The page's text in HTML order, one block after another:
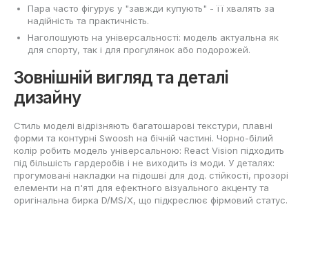
Пара часто фігурує у "завжди купують" - її хвалять за
надійність та практичність.
Наголошують на універсальності: модель актуальна як
для спорту, так і для прогулянок або подорожей.
Зовнішній вигляд та деталі
дизайну
Стиль моделі відрізняють багатошарові текстури, плавні
форми та контурні Swoosh на бічній частині. Чорно-білий
колір робить модель універсальною: React Vision підходить
під більшість гардеробів і не виходить із моди. У деталях:
прогумовані накладки на підошві для дод. стійкості, прозорі
елементи на п'яті для ефектного візуального акценту та
оригінальна бирка D/MS/X, що підкреслює фірмовий статус.